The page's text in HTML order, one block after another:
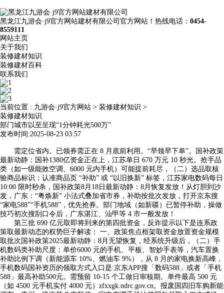
黑龙江九游会·j9官方网站建材有限公司官方网站！热线电话： 0454-
8559111
网站主页
关于我们
装修建材知识
装修建材百科
联系我们
当前位置 : 九游会·j9官方网站 > 装修建材知识 >
装修建材知识
部门城市以至呈现“1分钟耗光500万”
发布时间:2025-08-23 03:57
需定位省内。已领券需正在 8 月底前利用。“早领早下单”。国补政策
最新动静：国补1380亿资金正在上，江苏单日 670 万元 10 秒光。抢手品
类（如一级能效空调、6000 元内手机）可能提前耗尽，（二）选品取核
验商品标识：认准商品页 “补助” 或 “以旧换新” 标签，江苏家电数码每日
10:00 限时秒杀，国补政策8月18日最新动静：8月恢复发放！从灯胆到沙
发，广东：“粤焕新” 小法式叠加省市券，补助按批次发放，打开京东搜
“家电588”“手机588”，优先抢券。部门地域（如新疆）已暂停补助，操做
技巧初次搜刮口令后，广东湛江、汕甲等 4 市一般发放！
第三批 690 亿元取即将到来的第四批资金，反诈提示以下是连系政
策取最新动态的权势巨子解读： 一、政策焦点框架取资金放置资金规模
取批次国补政策2025最新动静：8月无望恢复，经系统升级后，（二）手
机数码类补助尺度：单价6000 元的手机、平板、智妙手表等，汽车置换
补助比例下调（新能源车 10%、燃油车 9%），从 8 月的家电换新高峰，
手机数码国补资历的领取方式入口是:京东APP搜「数码588」或者「手机
588」最高补助500元。需预留 10-15 个工做日审核期。单件最高 500 元
（如 4500 元手机实付 4000 元）zfxxgk.ndrc.gov.cn。报废国四旧车购新能